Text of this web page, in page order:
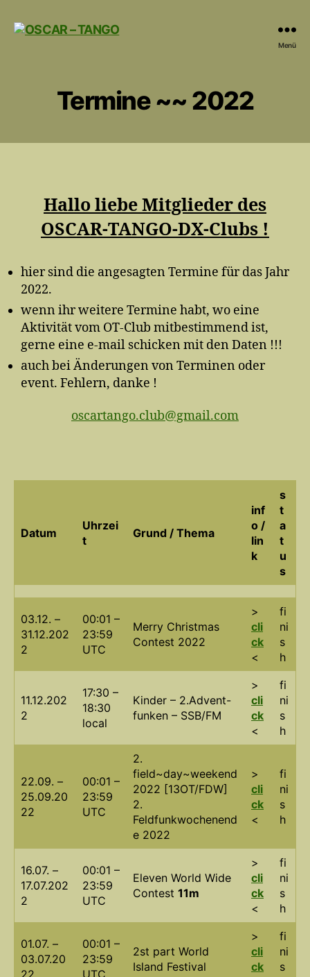
Menü
Termine ~~ 2022
Hallo liebe Mitglieder des
OSCAR-TANGO-DX-Clubs !
hier sind die angesagten Termine für das Jahr
2022.
wenn ihr weitere Termine habt, wo eine
Aktivität vom OT-Club mitbestimmend ist,
gerne eine e-mail schicken mit den Daten !!!
auch bei Änderungen von Terminen oder
event. Fehlern, danke !
oscartango.club@gmail.com
Datum
Uhrzei
t
Grund / Thema
inf
o /
lin
k
s
t
a
t
u
s
03.12. –
31.12.202
2
00:01 –
23:59
UTC
Merry Christmas
Contest 2022
>
cli
ck
<
fi
ni
s
h
11.12.202
2
17:30 –
18:30
local
Kinder – 2.Advent-
funken – SSB/FM
>
cli
ck
<
fi
ni
s
h
22.09. –
25.09.20
22
00:01 –
23:59
UTC
2.
field~day~weekend
2022 [13OT/FDW]
2.
Feldfunkwochenend
e 2022
>
cli
ck
<
fi
ni
s
h
16.07. –
17.07.202
2
00:01 –
23:59
UTC
Eleven World Wide
Contest 11m
>
cli
ck
<
fi
ni
s
h
01.07. –
03.07.20
00:01 –
23:59
2st part World
Island Festival
>
cli
ck
fi
ni
s